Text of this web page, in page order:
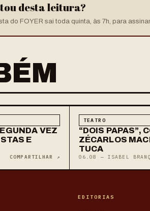
desta leitura?
do FOYER sai toda quinta, às 7h, para
VEZ
E
COMPARTILHAR ↗
TEATRO
“DOIS PAPAS”,
ZÉCARLOS
TUCA
06.08 — ISABEL
EDITORIAS